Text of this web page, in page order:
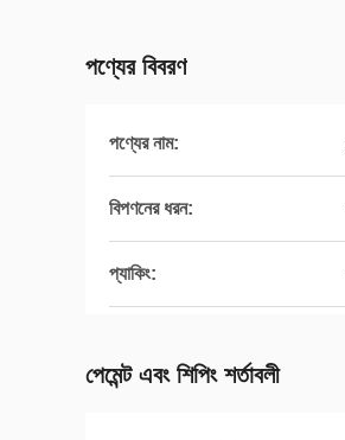
পণ্যের বিবরণ
পণ্যের নাম:
বিপণনের ধরন:
প্যাকিং:
পেমেন্ট এবং শিপিং শর্তাবলী